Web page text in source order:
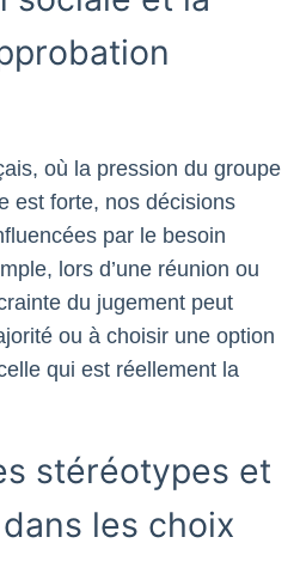
où la pression du groupe
est forte, nos décisions
par le besoin
lors d’une réunion ou
du jugement peut
ou à choisir une option
qui est réellement la
stéréotypes et
les choix